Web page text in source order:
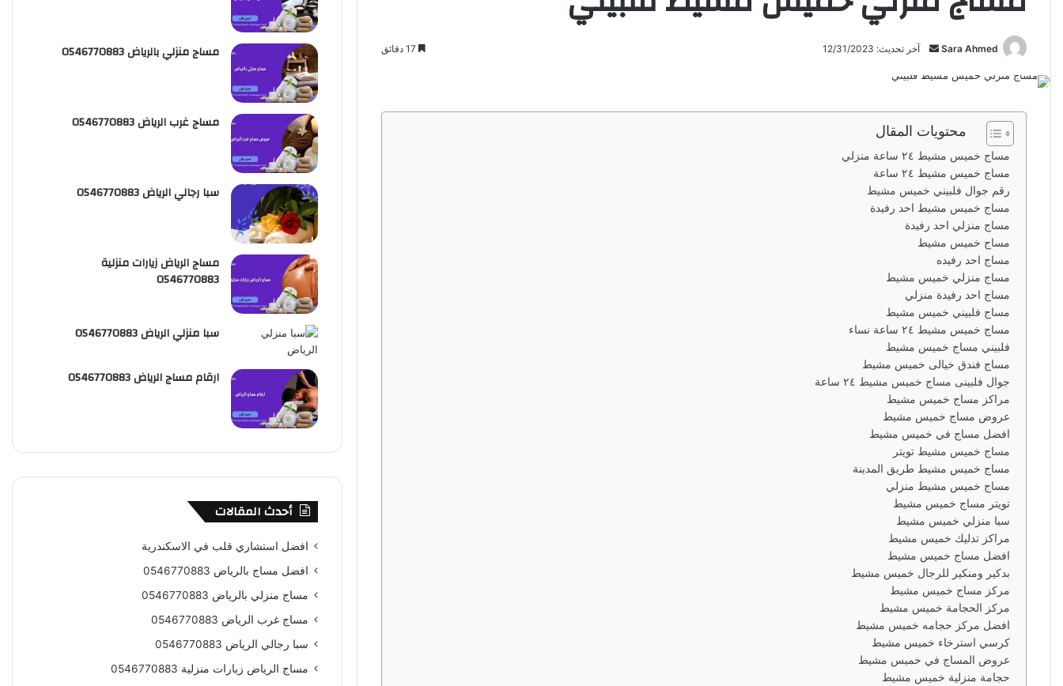
Sara Ahmed
ي
د
ت
ر
و
ن
ي
آخر تحديث: 12/31/2023
محتويات المقال
مساج خميس مشيط ٢٤ ساعة منزلي
مساج خميس مشيط ٢٤ ساعة
رقم جوال فلبيني خميس مشيط
مساج خميس مشيط احد رفيدة
مساج منزلي احد رفيدة
مساج خميس مشيط
مساج احد رفيده
مساج منزلي خميس مشيط
مساج احد رفيدة منزلي
مساج فلبيني خميس مشيط
مساج خميس مشيط ٢٤ ساعة نساء
فلبيني مساج خميس مشيط
مساج فندق خيالى خميس مشيط
جوال فلبينى مساج خميس مشيط ٢٤ ساعة
مراكز مساج خميس مشيط
عروض مساج خميس مشيط
افضل مساج في خميس مشيط
مساج خميس مشيط تويتر
مساج خميس مشيط طريق المدينة
مساج خميس مشيط منزلي
تويتر مساج خميس مشيط
سبا منزلي خميس مشيط
مراكز تدليك خميس مشيط
افضل مساج خميس مشيط
بدكير ومنكير للرجال خميس مشيط
مركز مساج خميس مشيط
مركز الحجامة خميس مشيط
افضل مركز حجامه خميس مشيط
كرسي استرخاء خميس مشيط
عروض المساج في خميس مشيط
حجامة منزلية خميس مشيط
S
مساج منزلي بالرياض 0546770883
مساج غرب الرياض 0546770883
سبا رجالي الرياض 0546770883
مساج الرياض زيارات منزلية
0546770883
سبا منزلي الرياض 0546770883
ارقام مساج الرياض 0546770883
أحدث المقالات
افضل استشاري قلب في الاسكندرية
افضل مساج بالرياض 0546770883
مساج منزلي بالرياض 0546770883
مساج غرب الرياض 0546770883
سبا رجالي الرياض 0546770883
مساج الرياض زيارات منزلية 0546770883